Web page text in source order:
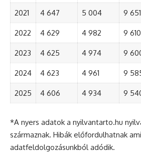
2021 4 647 5 004 9 651
2022 4 629 4 982 9 610
2023 4 625 4 974 9
2024 4 623 4 961 9
2025 4 606 4 934 9
*A nyers adatok a nyilvantarto.hu
származnak. Hibák előfordulhatnak
adatfeldolgozásunkból adódik.